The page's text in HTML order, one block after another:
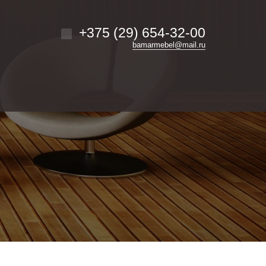
+375 (29) 654-32-00
bamarmebel@mail.ru